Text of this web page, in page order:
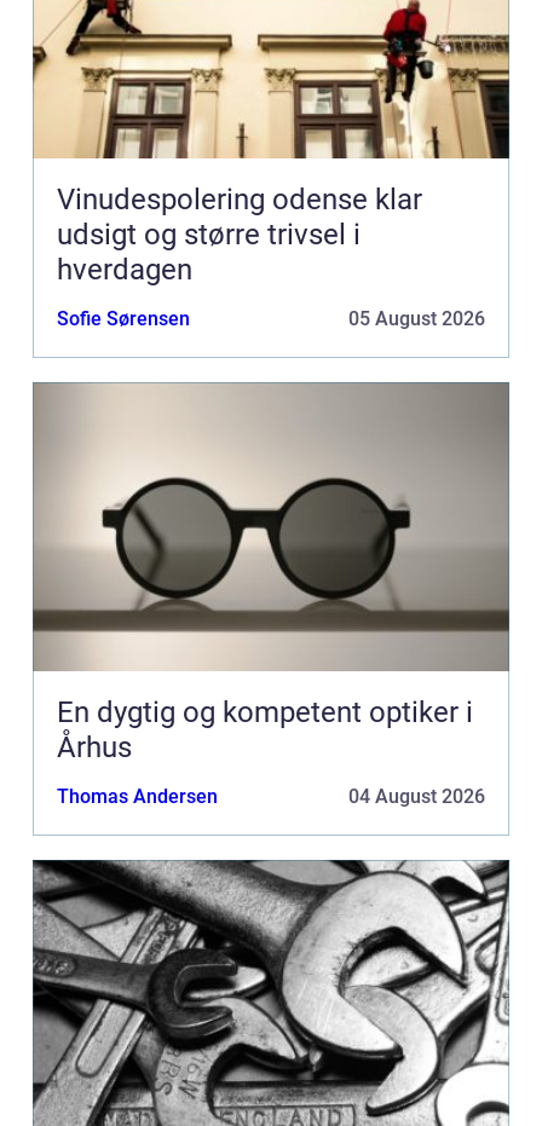
Vinudespolering odense klar
udsigt og større trivsel i
hverdagen
Sofie Sørensen 05 August 2026
En dygtig og kompetent optiker i
Århus
Thomas Andersen 04 August 2026